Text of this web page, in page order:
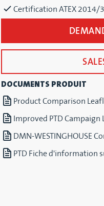
Certification ATEX 2014/
DOCUMENTS PRODUIT
Product Comparison
Improved PTD Campaign
DMN-WESTINGHOUSE
PTD Fiche d'information